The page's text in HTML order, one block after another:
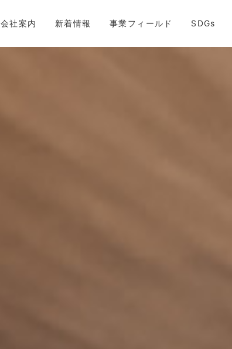
会社案内 新着情報 事業フィールド SDGs